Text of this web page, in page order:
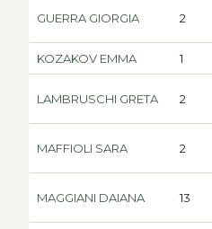
GUERRA GIORGIA 2
KOZAKOV EMMA 1
LAMBRUSCHI GRETA 2
MAFFIOLI SARA 2
MAGGIANI DAIANA 13